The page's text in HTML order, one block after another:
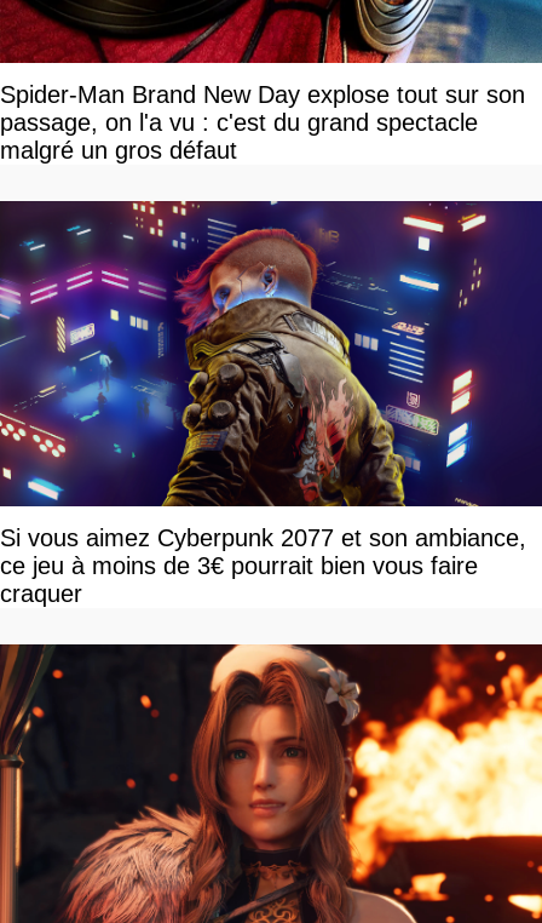
Spider-Man Brand New Day explose tout sur son
passage, on l'a vu : c'est du grand spectacle
malgré un gros défaut
Si vous aimez Cyberpunk 2077 et son ambiance,
ce jeu à moins de 3€ pourrait bien vous faire
craquer